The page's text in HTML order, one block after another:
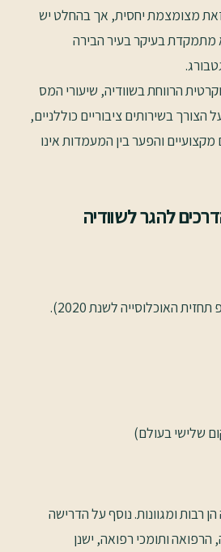
זאת מצומצמת יחסית, אך בהחלט יש
מתמקדת בעיקר בעיר הבירה
הרווחת בשוודיה, שיעורי המס
הצורך בשירותים ציבוריים כוללניים,
מקצועיים והפער בין המעמדות אינו
להגר לשוודיה
רבות ומגוונות. נוסף על הדרישה
ותומכי רפואה, ישנן